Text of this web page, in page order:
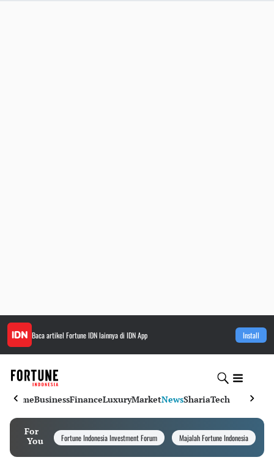
Baca artikel Fortune IDNlainnya di IDN App Install
HomeBusinessFinanceLuxuryMarketNewsShariaTech
For
You
Fortune Indonesia Investment Forum Majalah Fortune Indonesia